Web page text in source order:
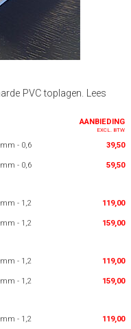
PVC toplagen. Lees
AANBIEDING
EXCL. BTW
- 0,6 39,50
- 0,6 59,50
- 1,2 119,00
- 1,2 159,00
- 1,2 119,00
- 1,2 159,00
- 1,2 119,00